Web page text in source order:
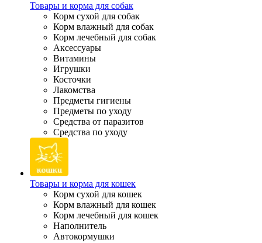
Товары и корма для собак
Корм сухой для собак
Корм влажный для собак
Корм лечебный для собак
Аксессуары
Витамины
Игрушки
Косточки
Лакомства
Предметы гигиены
Предметы по уходу
Средства от паразитов
Средства по уходу
Товары и корма для кошек
Корм сухой для кошек
Корм влажный для кошек
Корм лечебный для кошек
Наполнитель
Автокормушки